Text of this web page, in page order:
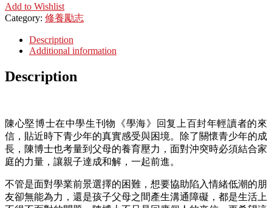
Add to Wishlist
Category: 修養勵志
Description
Additional information
Description
陳心堅博士在中學生刊物《學海》回复上百封年輕讀者的來
信，貼近時下青少年的真實感受與困境。除了關懷青少年的成
長，陳博士也考量到父母的養育壓力，面對沖突時必須結合家
庭的力量，讓親子達成和解，一起前進。
不管是面對學業前景選擇的困難，想要協助陷入情緒低潮的朋
友卻無能為力，還是孩子父母之間產生溝通障礙，都是生活上